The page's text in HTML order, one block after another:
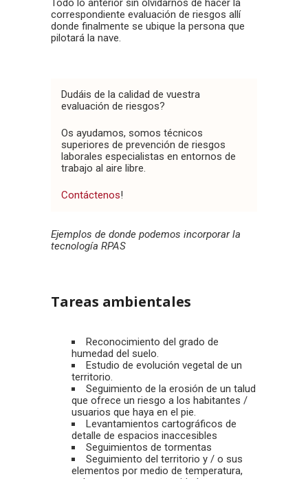
Todo lo anterior sin olvidarnos de hacer la
correspondiente evaluación de riesgos allí
donde finalmente se ubique la persona que
pilotará la nave.
Dudáis de la calidad de vuestra
evaluación de riesgos?
Os ayudamos, somos técnicos
superiores de prevención de riesgos
laborales especialistas en entornos de
trabajo al aire libre.
Contáctenos!
Ejemplos de donde podemos incorporar la
tecnología RPAS
Tareas ambientales
Reconocimiento del grado de
humedad del suelo.
Estudio de evolución vegetal de un
territorio.
Seguimiento de la erosión de un talud
que ofrece un riesgo a los habitantes /
usuarios que haya en el pie.
Levantamientos cartográficos de
detalle de espacios inaccesibles
Seguimientos de tormentas
Seguimiento del territorio y / o sus
elementos por medio de temperatura,